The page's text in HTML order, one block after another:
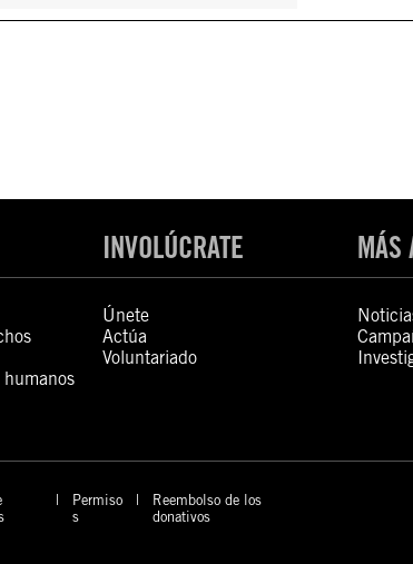
humanos
INVOLÚCRATE
Únete
Actúa
Voluntariado
MÁS
Permiso
s
Reembolso de los
donativos